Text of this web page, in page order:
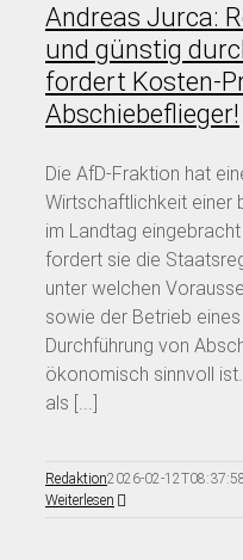
Andreas Jurca:
und günstig
fordert Kosten-
Abschiebeflieger!
Die AfD-Fraktion hat
Wirtschaftlichkeit einer
im Landtag
fordert sie die
unter welchen
sowie der Betrieb
Durchführung von
ökonomisch sinnvoll
als [...]
Redaktion2026-02-
Weiterlesen